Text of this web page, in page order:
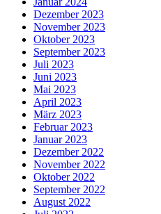
Dezember 2023
November 2023
Oktober 2023
September 2023
Juli 2023
Juni 2023
Mai 2023
April 2023
März 2023
Februar 2023
Januar 2023
Dezember 2022
November 2022
Oktober 2022
September 2022
August 2022